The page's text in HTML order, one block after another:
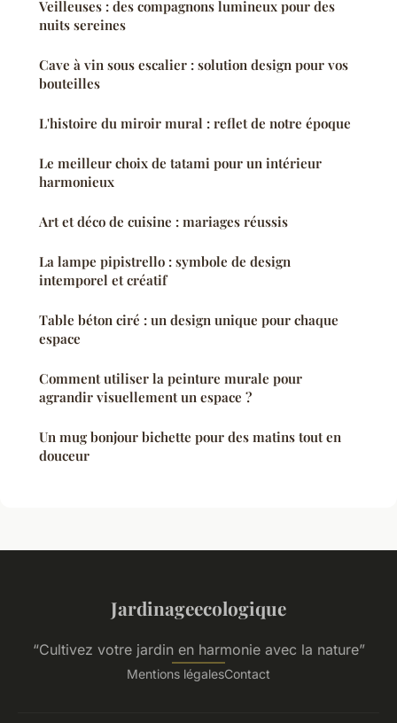
Veilleuses : des compagnons lumineux pour des
nuits sereines
Cave à vin sous escalier : solution design pour vos
bouteilles
L'histoire du miroir mural : reflet de notre époque
Le meilleur choix de tatami pour un intérieur
harmonieux
Art et déco de cuisine : mariages réussis
La lampe pipistrello : symbole de design
intemporel et créatif
Table béton ciré : un design unique pour chaque
espace
Comment utiliser la peinture murale pour
agrandir visuellement un espace ?
Un mug bonjour bichette pour des matins tout en
douceur
Jardinageecologique
“Cultivez votre jardin en harmonie avec la nature”
Mentions légalesContact